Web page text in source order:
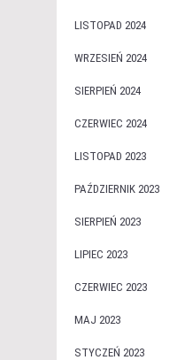
LISTOPAD 2024
WRZESIEŃ 2024
SIERPIEŃ 2024
CZERWIEC 2024
LISTOPAD 2023
PAŹDZIERNIK 2023
SIERPIEŃ 2023
LIPIEC 2023
CZERWIEC 2023
MAJ 2023
STYCZEŃ 2023